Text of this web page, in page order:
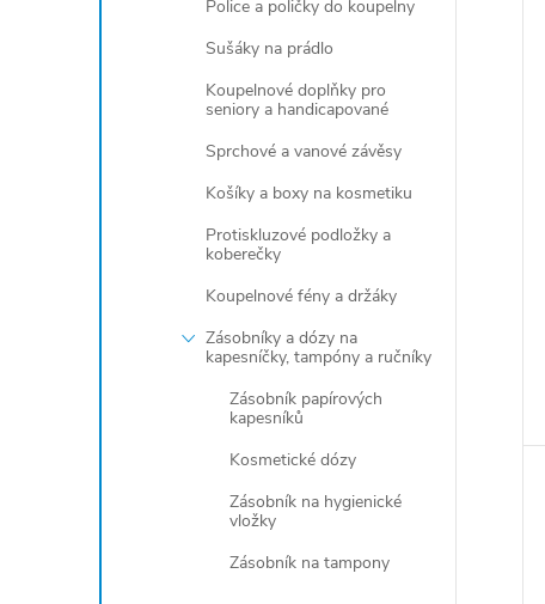
Police a poličky do koupelny
Sušáky na prádlo
Koupelnové doplňky pro
seniory a handicapované
Sprchové a vanové závěsy
Košíky a boxy na kosmetiku
Protiskluzové podložky a
koberečky
Koupelnové fény a držáky
Zásobníky a dózy na
kapesníčky, tampóny a ručníky
Zásobník papírových
kapesníků
Kosmetické dózy
Zásobník na hygienické
vložky
Zásobník na tampony